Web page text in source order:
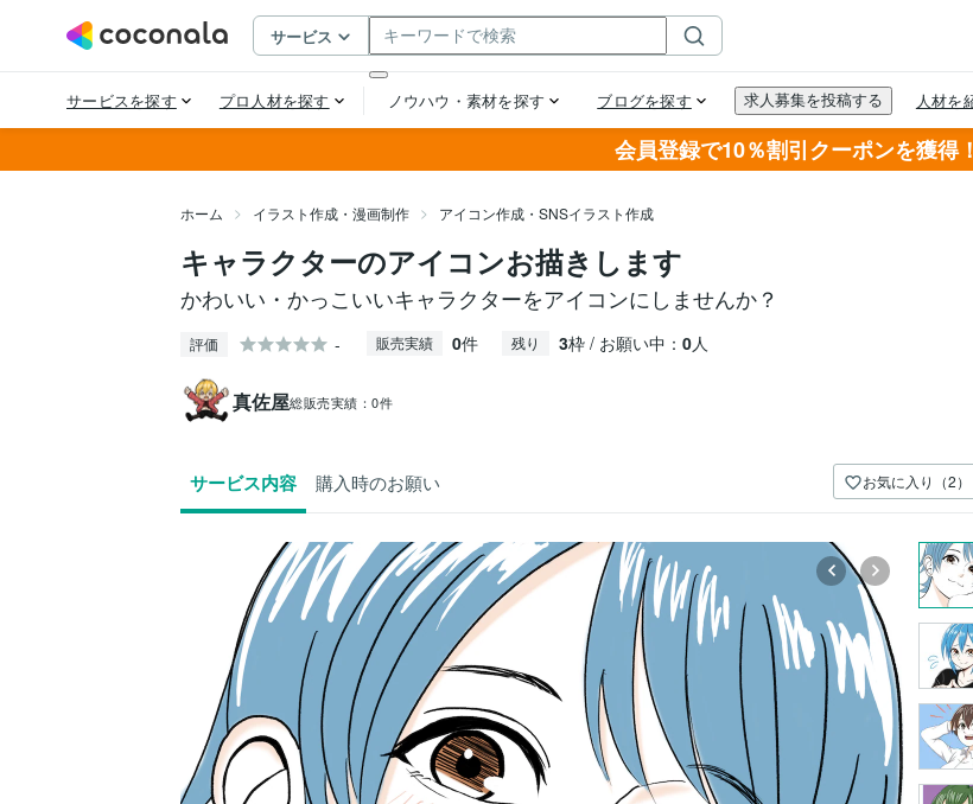
会員登録で10％割引クーポンを獲得！
ホーム イラスト作成・漫画制作 アイコン作成・SNSイラスト作成
キャラクターのアイコンお描きします
かわいい・かっこいいキャラクターをアイコンにしませんか？
評価 - 販売実績 0件 残り 3枠 / お願い中： 0人
真佐屋総販売実績：0件
サービス内容 購入時のお願い お気に入り（2）